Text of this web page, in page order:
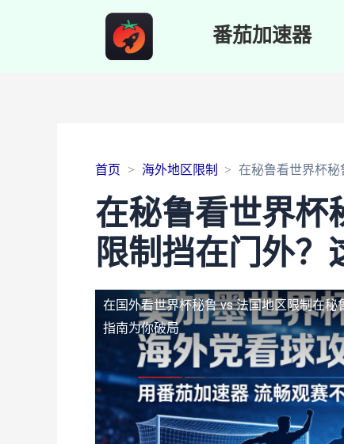
番茄加速器
首页 海外地区限制 在秘鲁看世界杯秘
在秘鲁看世界杯
限制挡在门外？
在国外看世界杯秘鲁 vs 法国地区限制在秘
指南为你破局